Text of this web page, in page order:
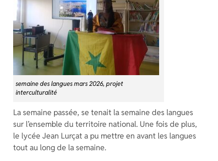
semaine des langues mars 2026, projet
interculturalité
La semaine passée, se tenait la semaine des langues
sur l’ensemble du territoire national. Une fois de plus,
le lycée Jean Lurçat a pu mettre en avant les langues
tout au long de la semaine.